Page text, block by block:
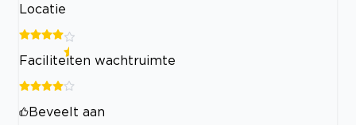
Locatie
Faciliteiten wachtruimte
Beveelt aan